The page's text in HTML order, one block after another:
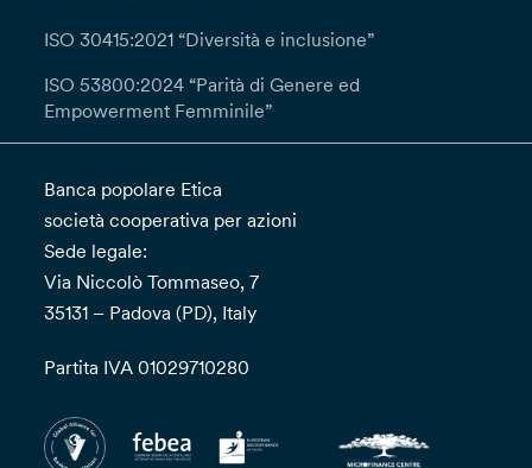
ISO 30415:2021 “Diversità e inclusione”
ISO 53800:2024 “Parità di Genere ed
Empowerment Femminile”
Banca popolare Etica
società cooperativa per azioni
Sede legale:
Via Niccolò Tommaseo, 7
35131 – Padova (PD), Italy
Partita IVA 01029710280